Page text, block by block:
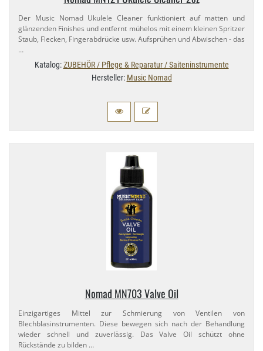
Der Music Nomad Ukulele Cleaner funktioniert auf matten und
glänzenden Finishes und entfernt mühelos mit einem kleinen Spritzer
Staub, Flecken, Fingerabdrücke usw. Aufsprühen und Abwischen - das
…
Katalog:ZUBEHÖR / Pflege & Reparatur / Saiteninstrumente
Hersteller: Music Nomad
Nomad MN703 Valve Oil
Einzigartiges Mittel zur Schmierung von Ventilen von
Blechblasinstrumenten. Diese bewegen sich nach der Behandlung
wieder schnell und zuverlässig. Das Valve Oil schützt ohne
Rückstände zu bilden …